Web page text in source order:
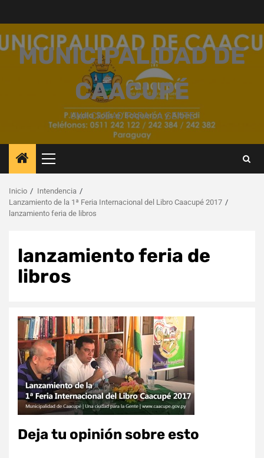
contenido
MUNICIPALIDAD DE
CAACUPÉ
UNA CIUDAD PARA LA GENTE
Menú
principal
Inicio
Intendencia
Lanzamiento de la 1ª Feria Internacional del Libro Caacupé 2017
lanzamiento feria de libros
lanzamiento feria de
libros
Deja tu opinión sobre esto